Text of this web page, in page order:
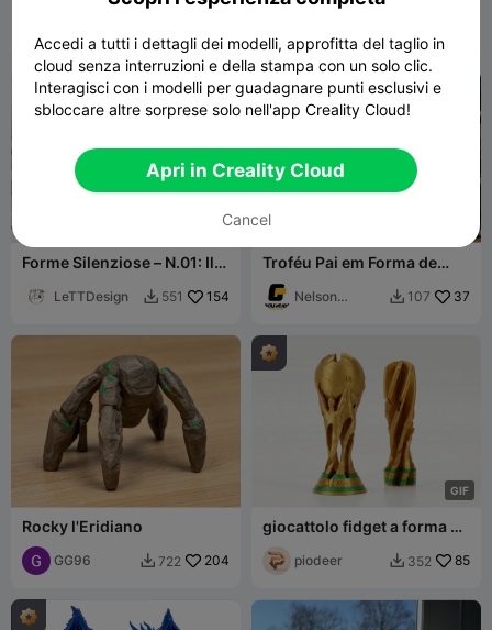
Mondo FIFA-Copa del
Forme Silenziose – N.01: Il
LeTTDesign  551 154
Troféu Pai em Forma de
Chave Inglesa
Nelson
 107 37
Rocky l'Eridiano
GG96  722 204
GIF
giocattolo fidget a forma di
piodeer  352 85
Accedi a tutti i dettagli dei modelli, approfitta del taglio in
cloud senza interruzioni e della stampa con un solo clic.
Interagisci con i modelli per guadagnare punti esclusivi e
sbloccare altre sorprese solo nell'app Creality Cloud!
Apri in Creality Cloud
Cancel